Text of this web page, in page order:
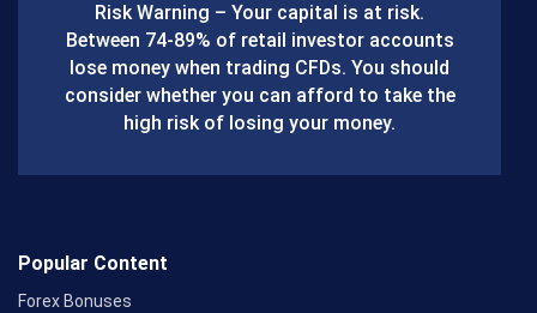
o
o
k
Risk Warning – Your capital is at risk.
Between 74-89% of retail investor accounts
lose money when trading CFDs. You should
consider whether you can afford to take the
high risk of losing your money.
Popular Content
Forex Bonuses